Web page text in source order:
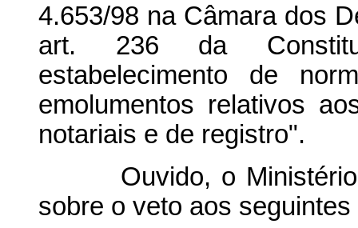
4.653/98 na Câmara dos
art. 236 da
estabelecimento de
emolumentos relativos
notariais e de registro".
Ouvido, o Ministério
sobre o veto aos